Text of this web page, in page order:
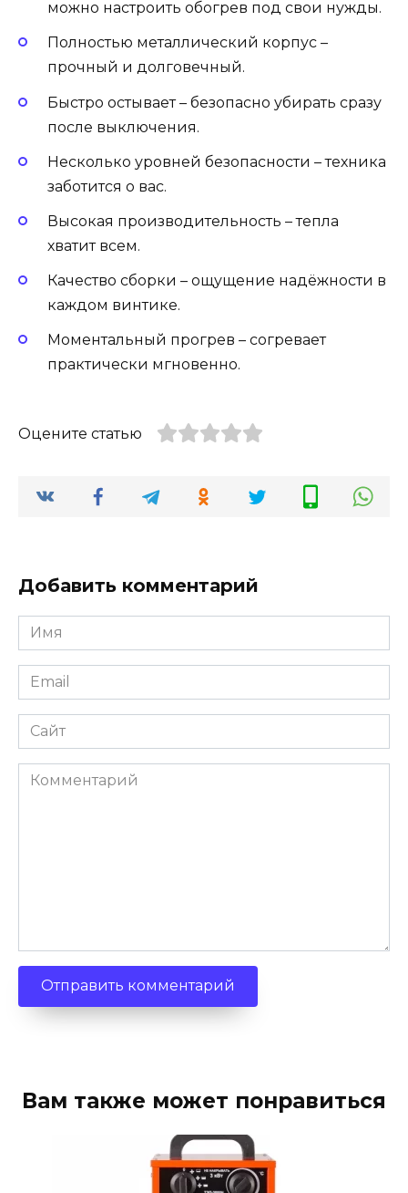
можно настроить обогрев под свои нужды.
Полностью металлический корпус –
прочный и долговечный.
Быстро остывает – безопасно убирать сразу
после выключения.
Несколько уровней безопасности – техника
заботится о вас.
Высокая производительность – тепла
хватит всем.
Качество сборки – ощущение надёжности в
каждом винтике.
Моментальный прогрев – согревает
практически мгновенно.
Оцените статью
Добавить комментарий
Имя
Email
Сайт
Комментарий
Вам также может понравиться